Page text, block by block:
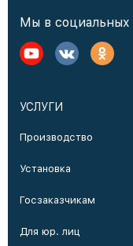
Мы в социальных
УСЛУГИ
Производство
Установка
Госзаказчикам
Для юр. лиц